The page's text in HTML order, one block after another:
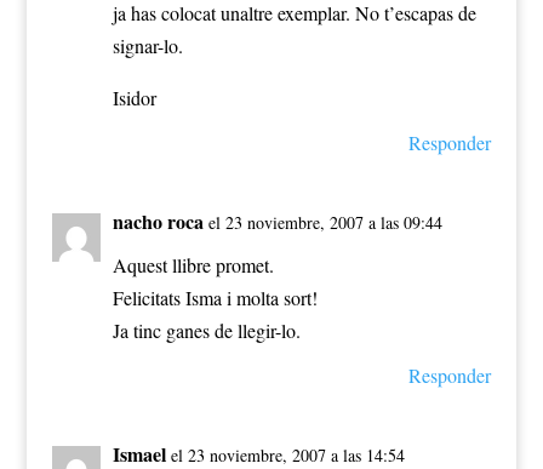
ja has colocat unaltre exemplar. No t’escapas de
signar-lo.
Isidor
Responder
nacho roca el 23 noviembre, 2007 a las 09:44
Aquest llibre promet.
Felicitats Isma i molta sort!
Ja tinc ganes de llegir-lo.
Responder
Ismael el 23 noviembre, 2007 a las 14:54